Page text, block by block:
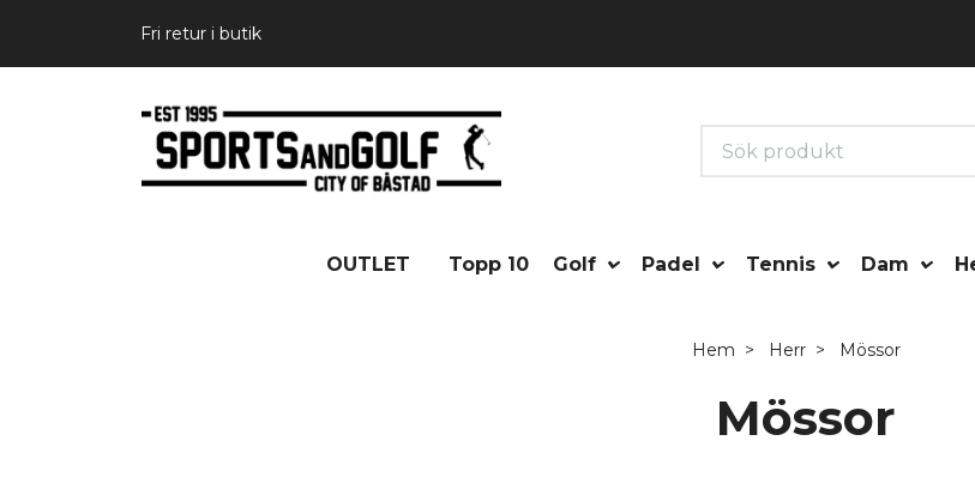
Fri retur i butik
OUTLET Topp 10 Golf Padel Tennis Dam
Hem Herr Mössor
Mössor